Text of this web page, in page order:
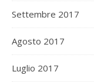
Settembre 2017
Agosto 2017
Luglio 2017